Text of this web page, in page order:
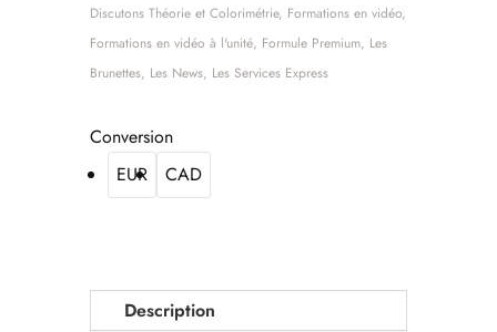
Discutons Théorie et Colorimétrie, Formations en vidéo,
Formations en vidéo à l'unité, Formule Premium, Les
Brunettes, Les News, Les Services Express
Conversion
EUR
CAD
Description